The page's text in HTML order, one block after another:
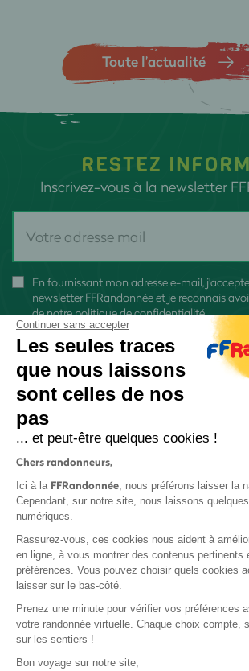
Toute l’actualité
RESTEZ
Inscrivez-vous à la newsletter
En fournissant mon adresse e-mail,
newsletter FFRandonnée et je reconnais
denotre politique de confidentialité
Protection des données
Politique de confidentialité
Continuer sans accepter
Les seules traces
que nous laissons
sont celles de nos
pas
... et peut-être quelques cookies !
Chers randonneurs,
Ici à la FFRandonnée, nous préférons laisser la
Cependant, sur notre site, nous laissons
numériques.
Rassurez-vous, ces cookies nous aident à
en ligne, à vous montrer des contenus pertinents
préférences. Vous pouvez choisir quels cookies
laisser sur le bas-côté.
Prenez une minute pour vérifier vos préférences
votre randonnée virtuelle. Chaque choix compte,
sur les sentiers !
Bon voyage sur notre site,